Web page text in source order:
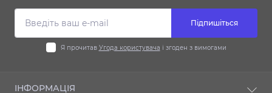
Підпишіться
Я прочитав Угода користувача і згоден з вимогами
ІНФОРМАЦІЯ